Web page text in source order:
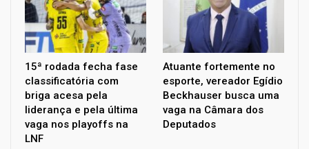
15ª rodada fecha fase
classificatória com
briga acesa pela
liderança e pela última
vaga nos playoffs na
LNF
Atuante fortemente no
esporte, vereador Egídio
Beckhauser busca uma
vaga na Câmara dos
Deputados